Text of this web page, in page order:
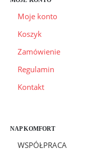
Moje konto
Koszyk
Zamówienie
Regulamin
Kontakt
NAP KOMFORT
WSPÓŁPRACA